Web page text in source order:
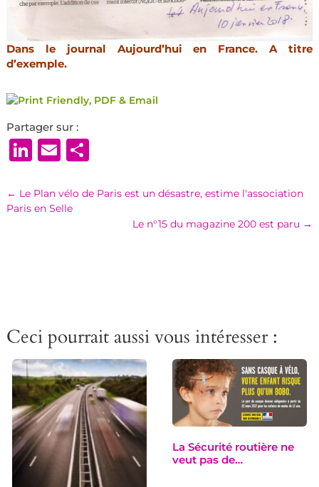
Dans le journal Aujourd’hui en France. A titre
d’exemple.
Partager sur :
LinkedIn
EmailPartager
← Le Plan vélo de Paris est un désastre, estime l'association
Paris en Selle
Le n°15 du magazine 200 est paru →
Ceci pourrait aussi vous intéresser :
La Sécurité routière ne
veut pas de…